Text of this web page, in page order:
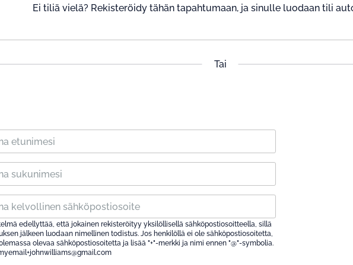
Ei tiliä vielä? Rekisteröidy tähän tapahtumaan, ja sinulle luodaan tili
Tai
edellyttää, että jokainen rekisteröityy yksilöllisellä sähköpostiosoitteella, sillä
jälkeen luodaan nimellinen todistus. Jos henkilöllä ei ole sähköpostiosoitetta,
olevaa sähköpostiosoitetta ja lisää "+"-merkki ja nimi ennen "@"-symbolia.